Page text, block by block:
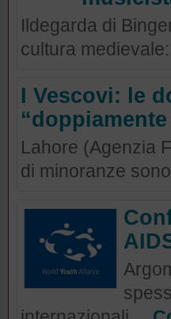
Ildegarda di
cultura
I Vescovi: le
Lahore (Agenzia
di minoranze